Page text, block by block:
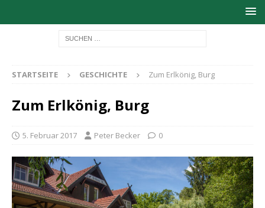
STARTSEITE GESCHICHTE Zum Erlkönig, Burg
Zum Erlkönig, Burg
5. Februar 2017 Peter Becker 0